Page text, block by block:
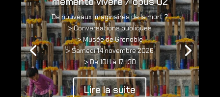
De nouveaux imaginaires de la mort ?
> Conversations publiques
> Musée de Grenoble
> Samedi 14 novembre 2026
> De 10H à 17H30
Lire la suite